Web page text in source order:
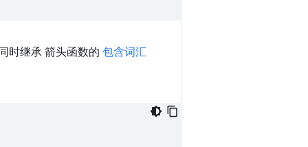
时继承 箭头函数的 包含词汇